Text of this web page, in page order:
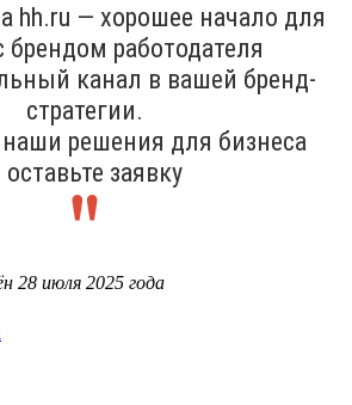
hh.ru — хорошее начало для
брендом работодателя
канал в вашей бренд-
стратегии.
решения для бизнеса
оставьте заявку
28 июля 2025 года